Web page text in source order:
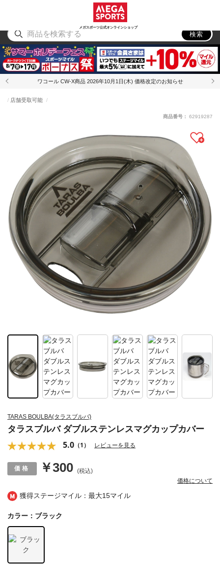
メガスポーツ公式オンラインショップ
アウトドア
検索
ワコール CW-X商品 2026年10月1日(木) 価格改定のお知らせ
獲得ステージマイル：最大15マイル
TARAS BOULBA(タラスブルバ)
タラスブルバ ダブルステンレスマグカップカバー
5.0 （1） レビューを見る
店舗受取可能
￥300 (税込)
価格について
商品番号： 62919287
カラー：ブラック